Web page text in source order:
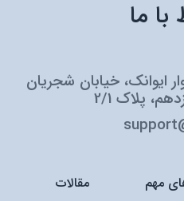
با ما
ایوانک، خیابان شجریان
پلاک 2/1
مهم مقالات